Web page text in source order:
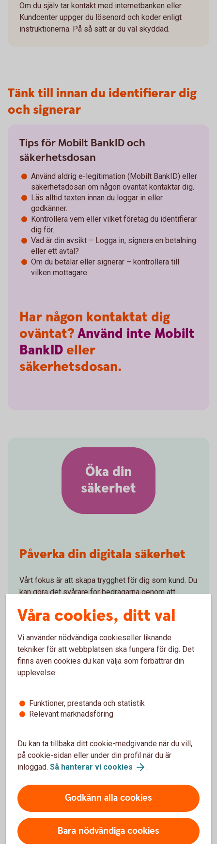
Om du själv tar kontakt med internetbanken eller
Kundcenter uppger du lösenord och koder enligt
instruktionerna. På så sätt är du väl skyddad.
Tänk till innan du identifierar dig
och signerar
Tips för Mobilt BankID och
säkerhetsdosan
Använd aldrig e-legitimation (Mobilt BankID) eller
säkerhetsdosan om någon oväntat kontaktar dig.
Läs alltid texten innan du loggar in eller
godkänner.
Kontrollera vem eller vilket företag du identifierar
dig för.
Vad är din avsikt – Logga in, signera en betalning
eller ett avtal?
Om du betalar eller signerar – kontrollera till
vilken mottagare.
Har någon kontaktat dig
oväntat?Använd inte Mobilt
BankID eller
säkerhetsdosan.
Påverka din digitala säkerhet
Vårt fokus är att skapa trygghet för dig som kund. Du
kan göra det svårare för bedragarna genom att
Bestäm egna beloppsgränser för överföringar
och Swish
Skaffa Sparkonto Plus med fördröjning vid
överföringar
Slå av/på ditt kort för internetköp och
automatuttag
Så ändrar du säkerhetsinställningar efter dina
behov
Öka din
säkerhet
Frågor och svar om säkerhet
Hur hanterar banken mina personuppgifter?
Vad innebär banksekretess?
Våra cookies, ditt val
Vi använder nödvändiga cookieseller liknande
tekniker för att webbplatsen ska fungera för dig. Det
finns även cookies du kan välja som förbättrar din
upplevelse:
Funktioner, prestanda och statistik
Relevant marknadsföring
Du kan ta tillbaka ditt cookie-medgivande när du vill,
på cookie-sidan eller under din profil när du är
inloggad. Så hanterar vi cookies .
Godkänn alla cookies
Bara nödvändiga cookies